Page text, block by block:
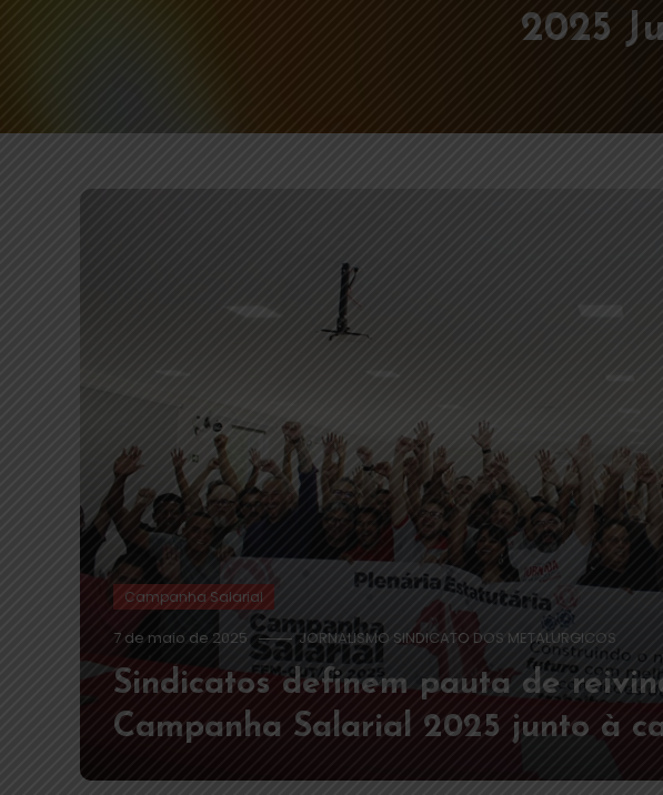
2025
Campanha Salarial
7 de maio de 2025 JORNALISMO SINDICATO DOS METALURGICOS
Sindicatos definem pauta de
Campanha Salarial 2025 junto à